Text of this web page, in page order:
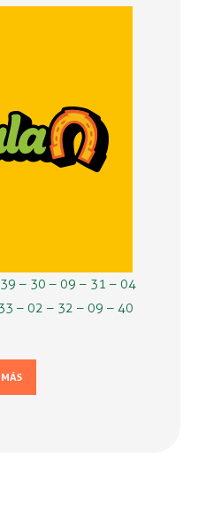
– 30 – 09 – 31 – 04
– 02 – 32 – 09 – 40